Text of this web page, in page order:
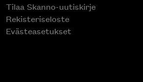
Tilaa Skanno-uutiskirje
Rekisteriseloste
Evästeasetukset